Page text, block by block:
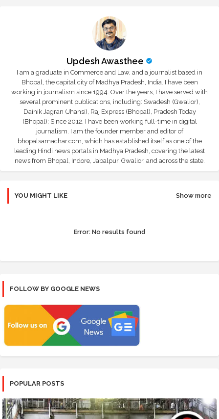
Updesh Awasthee
I am a graduate in Commerce and Law, and a journalist based in
Bhopal, the capital city of Madhya Pradesh, India. I have been
working in journalism since 1994. Over the years, I have served with
several prominent publications, including: Swadesh (Gwalior),
Dainik Jagran (Jhansi), Raj Express (Bhopal), Pradesh Today
(Bhopal); Since 2012, I have been working full-time in digital
journalism. I am the founder member and editor of
bhopalsamachar.com, which has established itself as one of the
leading Hindi news portals in Madhya Pradesh, covering the latest
news from Bhopal, Indore, Jabalpur, Gwalior, and across the state.
YOU MIGHT LIKE Show more
Error: No results found
FOLLOW BY GOOGLE NEWS
POPULAR POSTS